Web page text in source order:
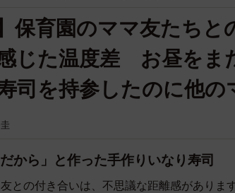
保育園のママ友たち
じた温度差 お昼をま
司を持参したのに他
だから」と作った手作りいなり寿司
との付き合いは、不思議な距離感がありま